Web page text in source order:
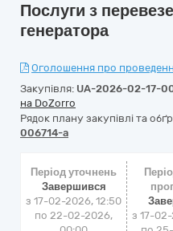
Послуги з
генератора
Оголошення про
Закупівля: UA-2026-02-17-
на DoZorro
Рядок плану закупівлі та
006714-a
Період уточнень
Завершився
з 17-02-2026, 12:50
по 22-02-2026,
з 17-